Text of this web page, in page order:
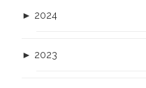
► 2024
► 2023